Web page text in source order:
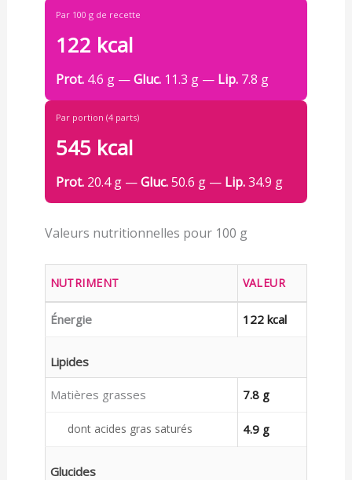
Par 100 g de recette
122 kcal
Prot.4.6 g —Gluc.11.3 g — Lip.7.8 g
Par portion (4 parts)
545 kcal
Prot.20.4 g —Gluc.50.6 g — Lip.34.9 g
Valeurs nutritionnelles pour 100 g
NUTRIMENT VALEUR
Énergie 122 kcal
Lipides
Matières grasses 7.8 g
dont acides gras saturés 4.9 g
Glucides